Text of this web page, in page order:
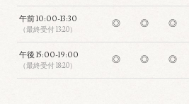
午前10:00-13:30
（最終受付 13:20）
◎ ◎ ◎
午後15:00-19:00
（最終受付 18:20）
◎ ◎ ◎